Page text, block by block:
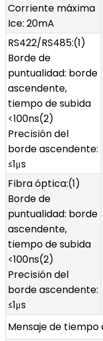
Corriente máxima
Ice: 20mA
RS422/RS485:(1)
Borde de
puntualidad: borde
ascendente,
tiempo de subida
<100ns(2)
Precisión del
borde ascendente:
≤1μs
Fibra óptica:(1)
Borde de
puntualidad: borde
ascendente,
tiempo de subida
<100ns(2)
Precisión del
borde ascendente:
≤1μs
Mensaje de